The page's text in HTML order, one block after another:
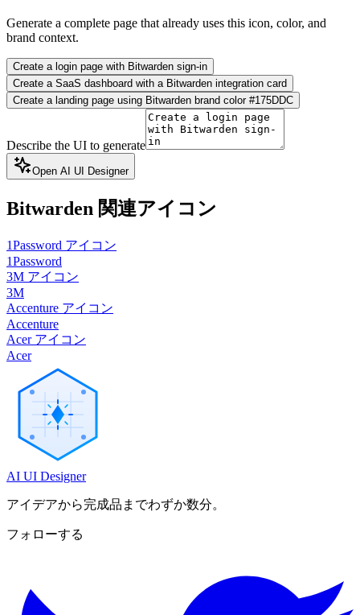
Generate a complete page that already uses this icon, color, and
brand context.
Create a login page with Bitwarden sign-in
Create a SaaS dashboard with a Bitwarden integration card
Create a landing page using Bitwarden brand color #175DDC
Describe the UI to generate
Open AI UI Designer
Bitwarden 関連アイコン
1Password アイコン
1Password
3M アイコン
3M
Accenture アイコン
Accenture
Acer アイコン
Acer
AI UI Designer
アイデアから完成品までわずか数分。
フォローする